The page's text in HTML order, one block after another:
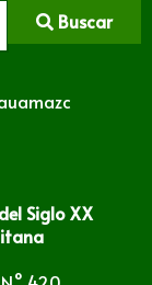
Buscar
Siglo XX